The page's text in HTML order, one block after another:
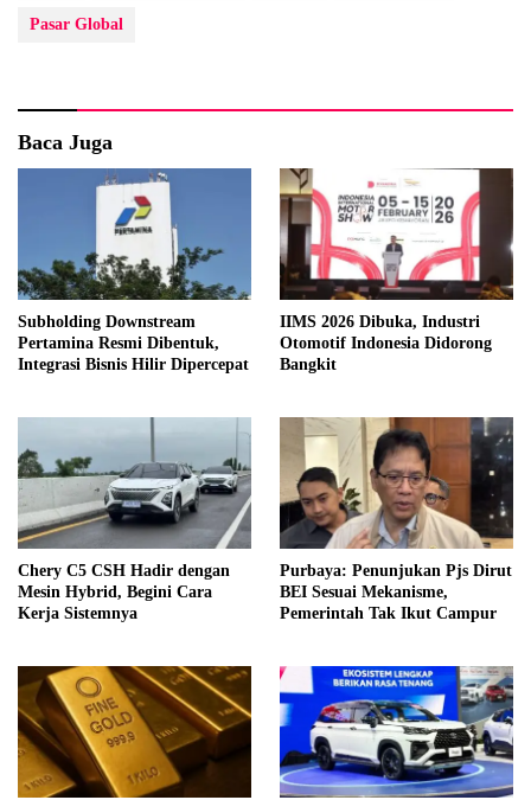
Pasar Global
Baca Juga
Subholding Downstream
Pertamina Resmi Dibentuk,
Integrasi Bisnis Hilir Dipercepat
IIMS 2026 Dibuka, Industri
Otomotif Indonesia Didorong
Bangkit
Chery C5 CSH Hadir dengan
Mesin Hybrid, Begini Cara
Kerja Sistemnya
Purbaya: Penunjukan Pjs Dirut
BEI Sesuai Mekanisme,
Pemerintah Tak Ikut Campur